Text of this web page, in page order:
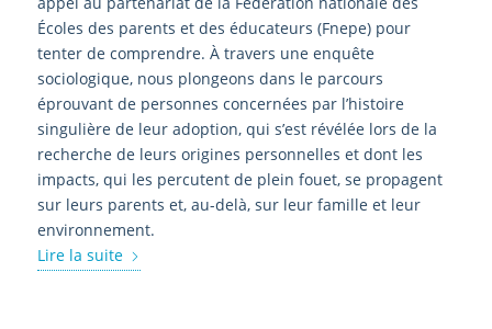
Écoles des parents et des éducateurs (Fnepe) pour
tenter de comprendre. À travers une enquête
sociologique, nous plongeons dans le parcours
éprouvant de personnes concernées par l’histoire
singulière de leur adoption, qui s’est révélée lors de la
recherche de leurs origines personnelles et dont les
impacts, qui les percutent de plein fouet, se propagent
sur leurs parents et, au-delà, sur leur famille et leur
environnement.
Lire la suite